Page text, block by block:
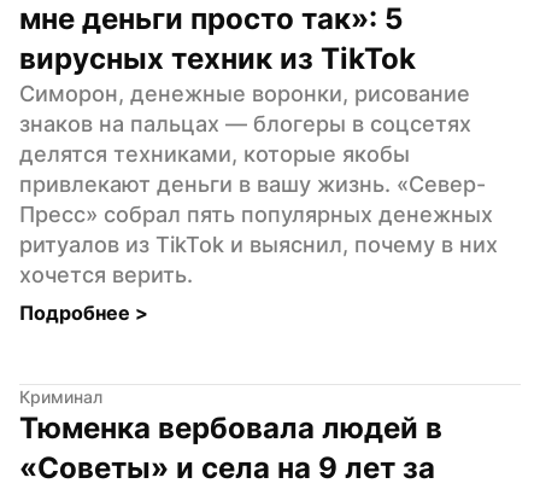
мне деньги просто так»: 5
вирусных техник из TikTok
Симорон, денежные воронки, рисование
знаков на пальцах — блогеры в соцсетях
делятся техниками, которые якобы
привлекают деньги в вашу жизнь. «Север-
Пресс» собрал пять популярных денежных
ритуалов из TikTok и выяснил, почему в них
хочется верить.
Подробнее >
Криминал
Тюменка вербовала людей в
«Советы» и села на 9 лет за